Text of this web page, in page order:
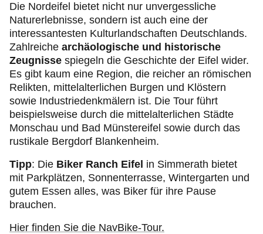
Die Nordeifel bietet nicht nur unvergessliche
Naturerlebnisse, sondern ist auch eine der
interessantesten Kulturlandschaften Deutschlands.
Zahlreiche archäologische und historische
Zeugnisse spiegeln die Geschichte der Eifel wider.
Es gibt kaum eine Region, die reicher an römischen
Relikten, mittelalterlichen Burgen und Klöstern
sowie Industriedenkmälern ist. Die Tour führt
beispielsweise durch die mittelalterlichen Städte
Monschau und Bad Münstereifel sowie durch das
rustikale Bergdorf Blankenheim.
Tipp: Die Biker Ranch Eifel in Simmerath bietet
mit Parkplätzen, Sonnenterrasse, Wintergarten und
gutem Essen alles, was Biker für ihre Pause
brauchen.
Hier finden Sie die NavBike-Tour.